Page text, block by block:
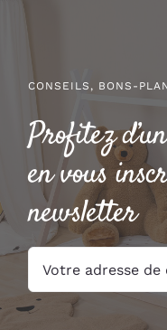
CONSEILS, BONS-
Profitez
en vous
newsletter